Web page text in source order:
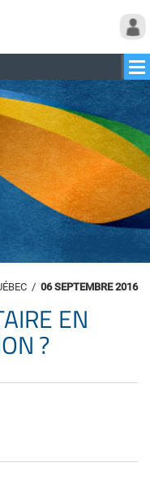
/ 06 SEPTEMBRE 2016
EN
?